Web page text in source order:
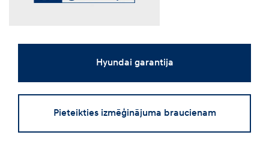
Hyundai garantija
Pieteikties izmēģinājuma braucienam